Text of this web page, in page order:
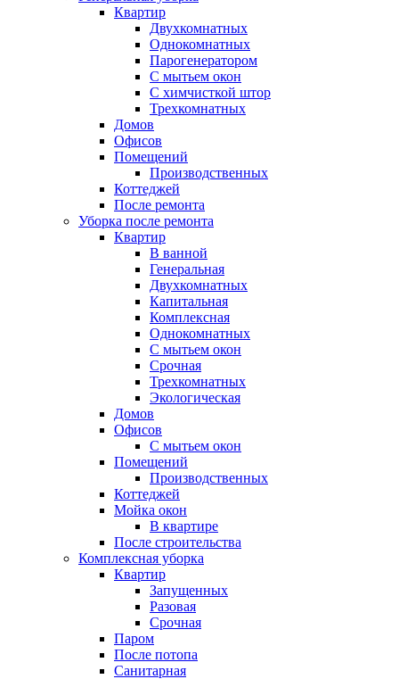
Квартир
Двухкомнатных
Однокомнатных
Парогенератором
С мытьем окон
С химчисткой штор
Трехкомнатных
Домов
Офисов
Помещений
Производственных
Коттеджей
После ремонта
Уборка после ремонта
Квартир
В ванной
Генеральная
Двухкомнатных
Капитальная
Комплексная
Однокомнатных
С мытьем окон
Срочная
Трехкомнатных
Экологическая
Домов
Офисов
С мытьем окон
Помещений
Производственных
Коттеджей
Мойка окон
В квартире
После строительства
Комплексная уборка
Квартир
Запущенных
Разовая
Срочная
Паром
После потопа
Санитарная